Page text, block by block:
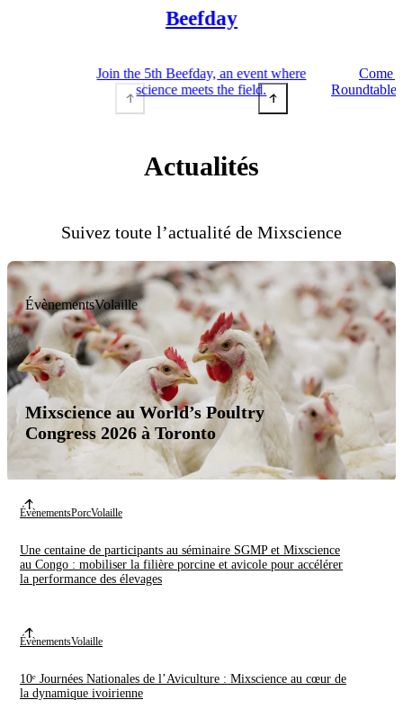
Beefday
Join the 5th Beefday, an event where
science meets the field.
Come
Roundtable
Actualités
Suivez toute l’actualité de Mixscience
ÉvènementsVolaille
Mixscience au World’s Poultry
Congress 2026 à Toronto
ÉvènementsPorcVolaille
Une centaine de participants au séminaire SGMP et Mixscience
au Congo : mobiliser la filière porcine et avicole pour accélérer
la performance des élevages
ÉvènementsVolaille
10ᵉ Journées Nationales de l’Aviculture : Mixscience au cœur de
la dynamique ivoirienne